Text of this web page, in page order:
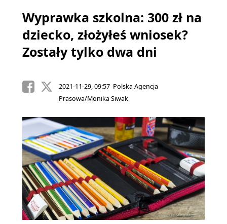
Wyprawka szkolna: 300 zł na
dziecko, złożyłeś wniosek?
Zostały tylko dwa dni
2021-11-29, 09:57 Polska Agencja
Prasowa/Monika Siwak